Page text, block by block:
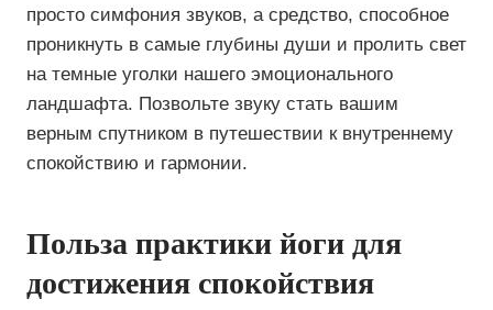
просто симфония звуков, а средство, способное
проникнуть в самые глубины души и пролить свет
на темные уголки нашего эмоционального
ландшафта. Позвольте звуку стать вашим
верным спутником в путешествии к внутреннему
спокойствию и гармонии.
Польза практики йоги для
достижения спокойствия